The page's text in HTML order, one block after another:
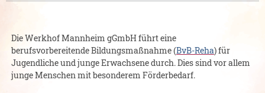
Die Werkhof Mannheim gGmbH führt eine
berufsvorbereitende Bildungsmaßnahme (BvB-Reha) für
Jugendliche und junge Erwachsene durch. Dies sind vor allem
junge Menschen mit besonderem Förderbedarf.